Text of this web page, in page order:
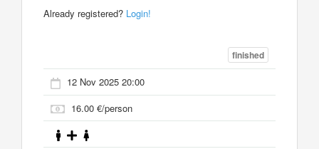
Already registered? Login!
finished
12 Nov 2025 20:00
16.00 €/person